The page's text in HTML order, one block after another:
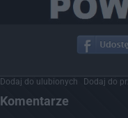
Dodaj do ulubionych Dodaj do
Komentarze